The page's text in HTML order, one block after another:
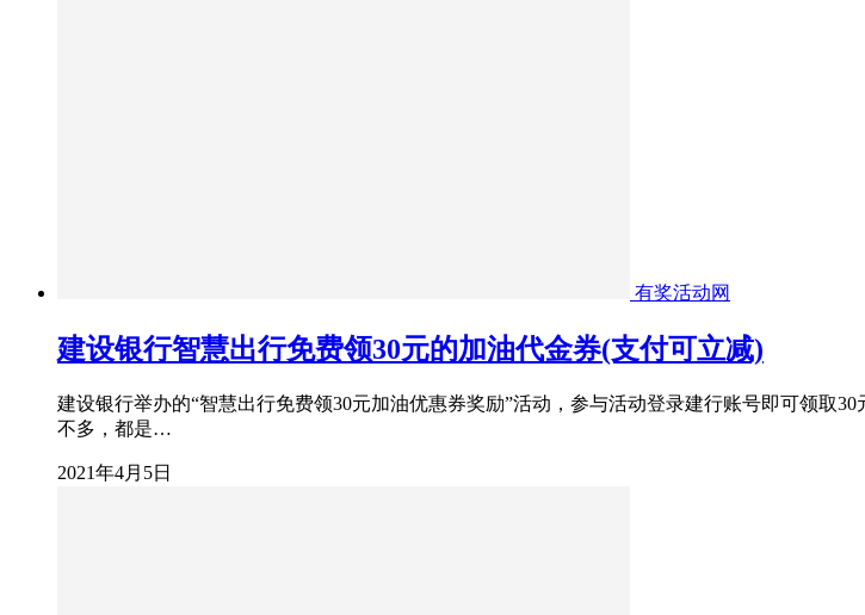
有奖活动网
建设银行智慧出行免费领30元的加油代金券(支付可立减)
建设银行举办的“智慧出行免费领30元加油优惠券奖励”活动，参与活动登录建行账号即可领取
不多，都是…
2021年4月5日